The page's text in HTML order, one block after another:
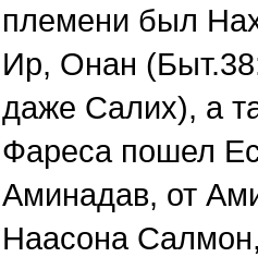
племени был
Ир, Онан
даже Салих), а
Фареса пошел
Аминадав, от
Наасона